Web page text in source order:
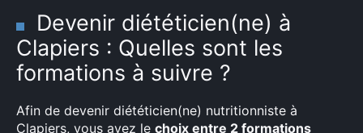
Devenir diététicien(ne) à
Clapiers : Quelles sont les
formations à suivre ?
Afin de devenir diététicien(ne) nutritionniste à
Clapiers, vous avez le choix entre 2 formations